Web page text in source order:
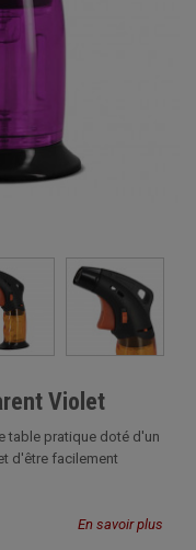
Violet
table pratique doté d'un
d'être facilement
En savoir plus